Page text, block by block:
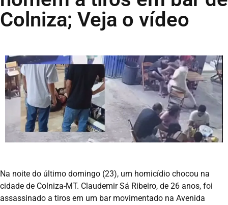
Colniza; Veja o vídeo
Na noite do último domingo (23), um homicídio chocou na
cidade de Colniza-MT. Claudemir Sá Ribeiro, de 26 anos, foi
assassinado a tiros em um bar movimentado na Avenida